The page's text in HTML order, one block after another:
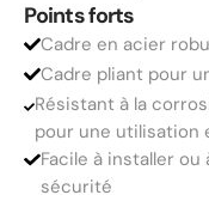
Points forts
Cadre en acier
Cadre pliant pour
Résistant à la
pour une utilisation
Facile à installer ou
sécurité